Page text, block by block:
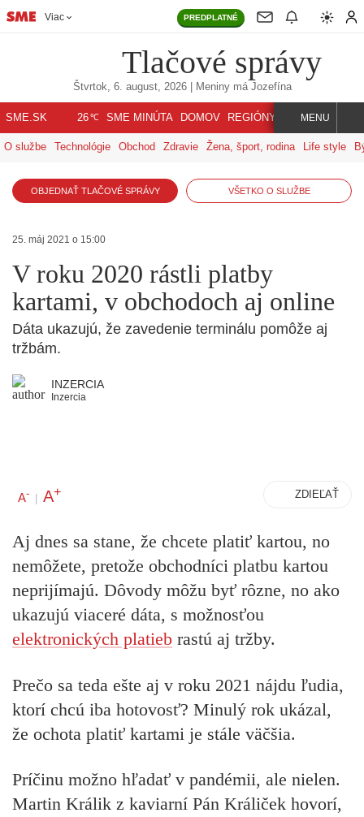
Viac PREDPLATNÉ
Tlačové správy
Štvrtok, 6. august, 2026| Meniny má Jozefína
SME.SK 26℃ SME MINÚTA DOMOV REGIÓNY INDEX SVET
MENU
O službe Technológie Obchod Zdravie Žena, šport, rodina Life style
OBJEDNAŤ TLAČOVÉ SPRÁVY VŠETKO O SLUŽBE
25. máj 2021 o 15:00
V roku 2020 rástli platby
kartami, v obchodoch aj online
Dáta ukazujú, že zavedenie terminálu pomôže aj
tržbám.
INZERCIA
Inzercia
A- | A+ ZDIEĽAŤ
Aj dnes sa stane, že chcete platiť kartou, no
nemôžete, pretože obchodníci platbu kartou
neprijímajú. Dôvody môžu byť rôzne, no ako
ukazujú viaceré dáta, s možnosťou
elektronických platieb rastú aj tržby.
Prečo sa teda ešte aj v roku 2021 nájdu ľudia,
ktorí chcú iba hotovosť? Minulý rok ukázal,
že ochota platiť kartami je stále väčšia.
Príčinu možno hľadať v pandémii, ale nielen.
Martin Králik z kaviarní Pán Králiček hovorí,